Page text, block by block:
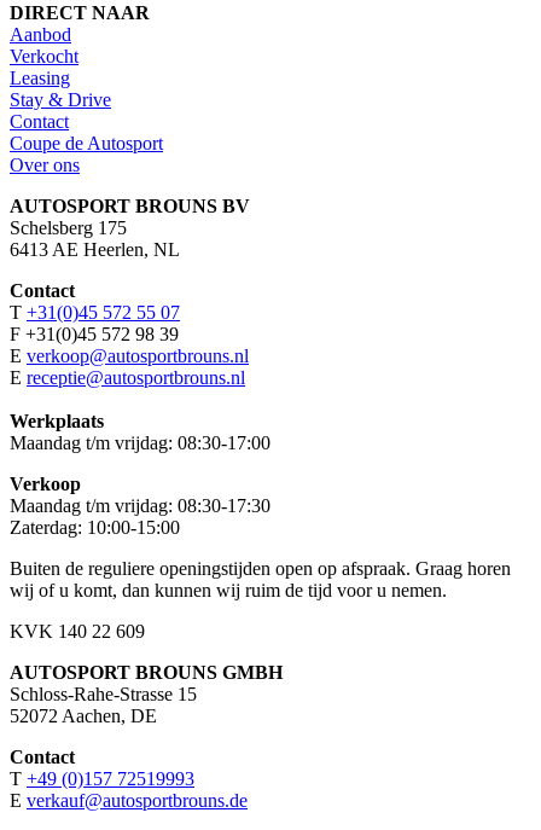
DIRECT NAAR
Aanbod
Verkocht
Leasing
Stay & Drive
Contact
Coupe de Autosport
Over ons
AUTOSPORT BROUNS BV
Schelsberg 175
6413 AE Heerlen, NL
Contact
T +31(0)45 572 55 07
F +31(0)45 572 98 39
E verkoop@autosportbrouns.nl
E receptie@autosportbrouns.nl
Werkplaats
Maandag t/m vrijdag: 08:30-17:00
Verkoop
Maandag t/m vrijdag: 08:30-17:30
Zaterdag: 10:00-15:00
Buiten de reguliere openingstijden open op afspraak. Graag horen
wij of u komt, dan kunnen wij ruim de tijd voor u nemen.
KVK 140 22 609
AUTOSPORT BROUNS GMBH
Schloss-Rahe-Strasse 15
52072 Aachen, DE
Contact
T +49 (0)157 72519993
E verkauf@autosportbrouns.de